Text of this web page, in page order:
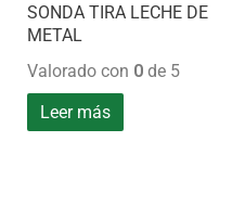
SONDA TIRA LECHE DE
METAL
Valorado con 0de 5
Leer más